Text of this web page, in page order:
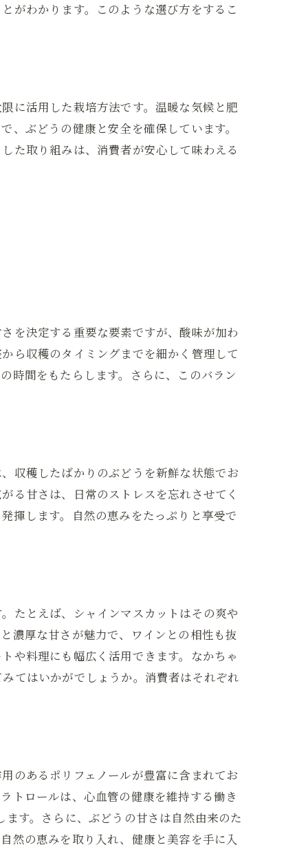
がわかります。このような選び方をするこ
に活用した栽培方法です。温暖な気候と肥
ぶどうの健康と安全を確保しています。
た取り組みは、消費者が安心して味わえる
を決定する重要な要素ですが、酸味が加わ
ら収穫のタイミングまでを細かく管理して
時間をもたらします。さらに、このバラン
収穫したばかりのぶどうを新鮮な状態でお
る甘さは、日常のストレスを忘れさせてく
揮します。自然の恵みをたっぷりと享受で
たとえば、シャインマスカットはその爽や
濃厚な甘さが魅力で、ワインとの相性も抜
や料理にも幅広く活用できます。なかちゃ
てはいかがでしょうか。消費者はそれぞれ
のあるポリフェノールが豊富に含まれてお
トロールは、心血管の健康を維持する働き
す。さらに、ぶどうの甘さは自然由来のた
然の恵みを取り入れ、健康と美容を手に入